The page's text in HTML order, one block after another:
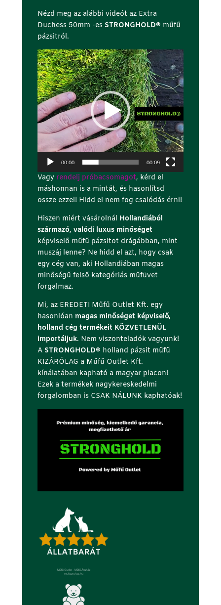
Nézd meg az alábbi videót az Extra
Duchess 50mm -esSTRONGHOLD® műfű
pázsitról.
Videólejátszó
00:00 00:09
Vagyrendelj próbacsomagot, kérd el
máshonnan is a mintát, és hasonlítsd
össze ezzel! Hidd el nem fog csalódás érni!
Hiszen miért vásárolnál Hollandiából
származó, valódi luxus minőséget
képviselő műfű pázsitot drágábban, mint
muszáj lenne? Ne hidd el azt, hogy csak
egy cég van, aki Hollandiában magas
minőségű felső kategóriás műfüvet
forgalmaz.
Mi, az EREDETI Műfű Outlet Kft. egy
hasonlóan magas minőséget képviselő,
holland cég termékeit KÖZVETLENÜL
importáljuk. Nem viszonteladók vagyunk!
A STRONGHOLD® holland pázsit műfű
KIZÁRÓLAG a Műfű Outlet Kft.
kínálatában kapható a magyar piacon!
Ezek a termékek nagykereskedelmi
forgalomban is CSAK NÁLUNK kaphatóak!